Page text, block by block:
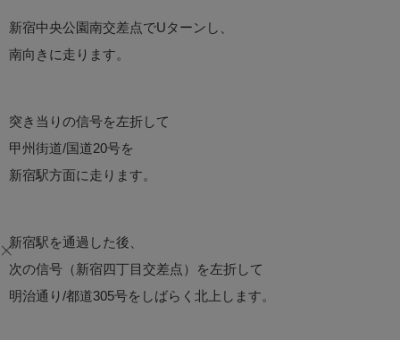
新宿中央公園南交差点でUターンし、
南向きに走ります。
突き当りの信号を左折して
甲州街道/国道20号を
新宿駅方面に走ります。
新宿駅を通過した後、
次の信号（新宿四丁目交差点）を左折して
明治通り/都道305号をしばらく北上します。